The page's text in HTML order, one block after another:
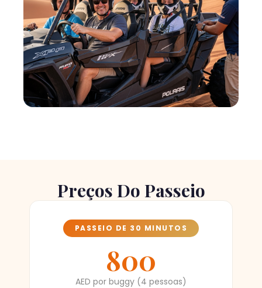
Preços Do Passeio
PASSEIO DE 30 MINUTOS
800
AED por buggy (4 pessoas)